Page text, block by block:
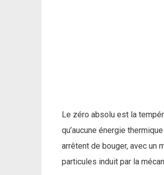
Le zéro absolu est la
qu’aucune énergie
arrêtent de bouger, avec un
particules induit par la